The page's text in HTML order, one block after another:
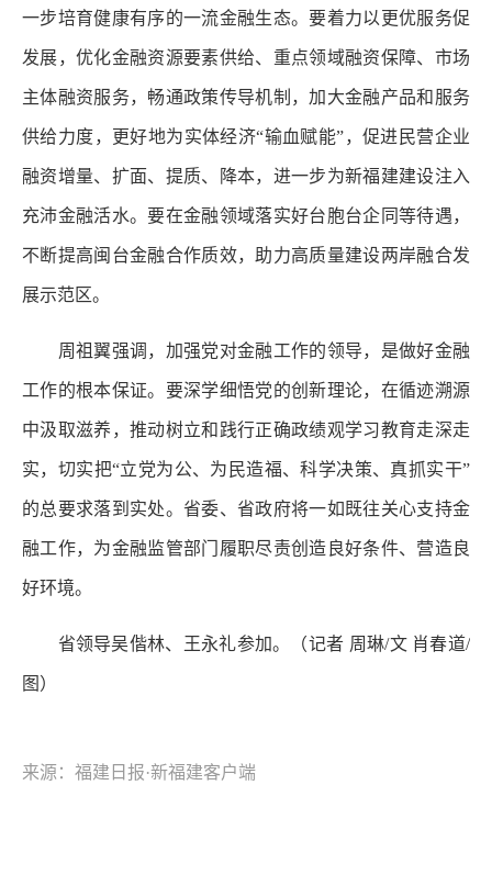
一步培育健康有序的一流金融生态。要着力以更优服务促
发展，优化金融资源要素供给、重点领域融资保障、市场
主体融资服务，畅通政策传导机制，加大金融产品和服务
供给力度，更好地为实体经济“输血赋能”，促进民营企业
融资增量、扩面、提质、降本，进一步为新福建建设注入
充沛金融活水。要在金融领域落实好台胞台企同等待遇，
不断提高闽台金融合作质效，助力高质量建设两岸融合发
展示范区。
周祖翼强调，加强党对金融工作的领导，是做好金融
工作的根本保证。要深学细悟党的创新理论，在循迹溯源
中汲取滋养，推动树立和践行正确政绩观学习教育走深走
实，切实把“立党为公、为民造福、科学决策、真抓实干”
的总要求落到实处。省委、省政府将一如既往关心支持金
融工作，为金融监管部门履职尽责创造良好条件、营造良
好环境。
省领导吴偕林、王永礼参加。（记者 周琳/文 肖春道/
图）
来源：福建日报·新福建客户端